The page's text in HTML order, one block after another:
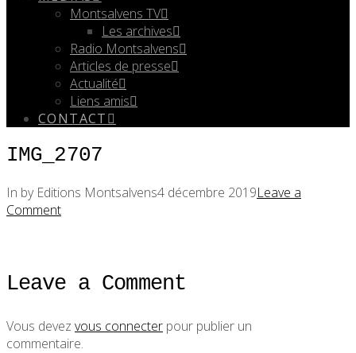
Montsalvens TV
Les archives
Radio Montsalvens
Articles de presse
Actualité
Liens amis
CONTACT
IMG_2707
In by Editions Montsalvens4 décembre 2019Leave a
Comment
Leave a Comment
Vous devez vous connecter pour publier un
commentaire.